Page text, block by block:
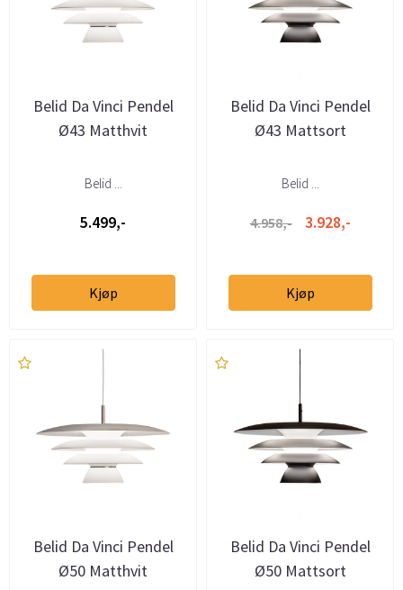
Belid Da Vinci Pendel
Ø43 Matthvit
Belid ...
5.499,-
Kjøp
Belid Da Vinci Pendel
Ø43 Mattsort
Belid ...
4.958,- 3.928,-
Kjøp
Belid Da Vinci Pendel
Ø50 Matthvit
Belid Da Vinci Pendel
Ø50 Mattsort